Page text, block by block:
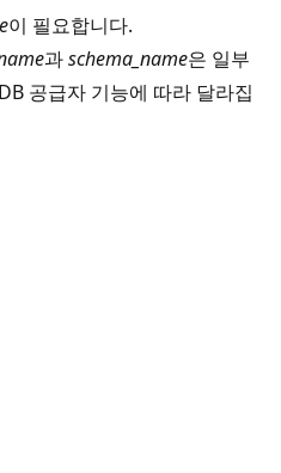
이 필요합니다.
과schema_name은 일부
공급자 기능에 따라 달라집